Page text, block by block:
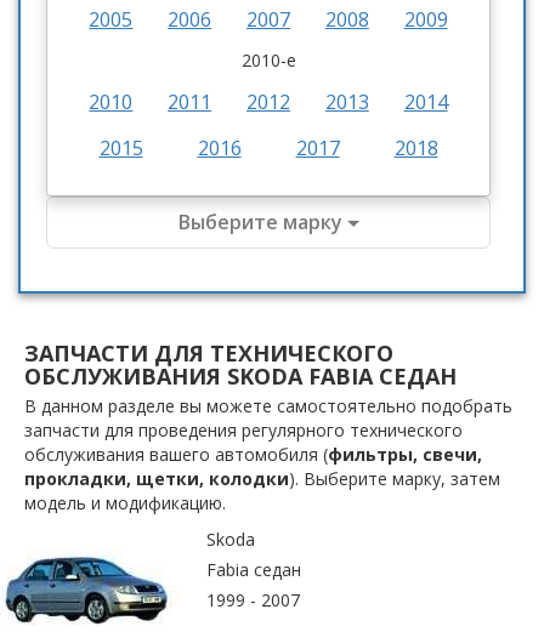
2005
2006 2007 2008 2009
2010-е
2010 2011 2012 2013
2014
2015
2016 2017 2018
Выберите марку
ЗАПЧАСТИ ДЛЯ ТЕХНИЧЕСКОГО
ОБСЛУЖИВАНИЯ SKODA FABIA СЕДАН
В данном разделе вы можете самостоятельно подобрать
запчасти для проведения регулярного технического
обслуживания вашего автомобиля (фильтры, свечи,
прокладки, щетки, колодки). Выберите марку, затем
модель и модификацию.
Skoda
Fabia седан
1999 - 2007